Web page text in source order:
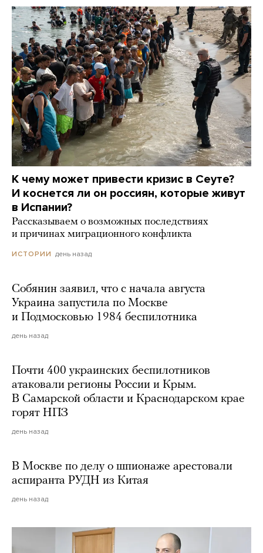
К чему может привести кризис в Сеуте?
И коснется ли он россиян, которые живут
в Испании?
Рассказываем о возможных последствиях
и причинах миграционного конфликта
ИСТОРИИ день назад
Собянин заявил, что с начала августа
Украина запустила по Москве
и Подмосковью 1984 беспилотника
день назад
Почти 400 украинских беспилотников
атаковали регионы России и Крым.
В Самарской области и Краснодарском крае
горят НПЗ
день назад
В Москве по делу о шпионаже арестовали
аспиранта РУДН из Китая
день назад